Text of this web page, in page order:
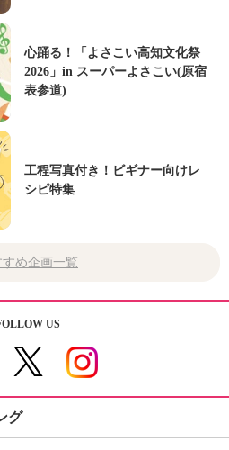
心踊る！「よさこい高知文化祭
2026」in スーパーよさこい(原宿
表参道)
工程写真付き！ビギナー向けレ
シピ特集
すめ企画一覧
US
グ